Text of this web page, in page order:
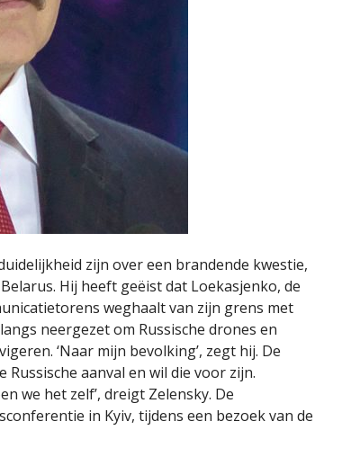
zijn over een brandende kwestie,
Hij heeft geëist dat Loekasjenko, de
weghaalt van zijn grens met
neergezet om Russische drones en
‘Naar mijn bevolking’, zegt hij. De
aanval en wil die voor zijn.
we het zelf’, dreigt Zelensky. De
in Kyiv, tijdens een bezoek van de